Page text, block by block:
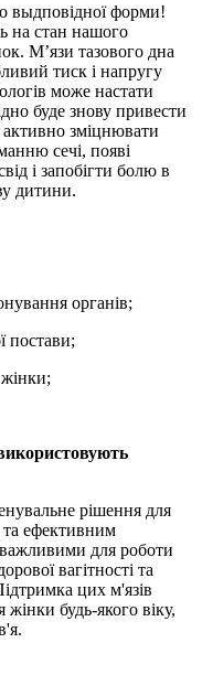
выдповідної форми!
на стан нашого
М’язи тазового дна
тиск і напругу
може настати
буде знову привести
зміцнювати
сечі, появі
і запобігти болю в
дитини.
органів;
постави;
рішення для
та ефективним
для роботи
вагітності та
цих м'язів
будь-якого віку,